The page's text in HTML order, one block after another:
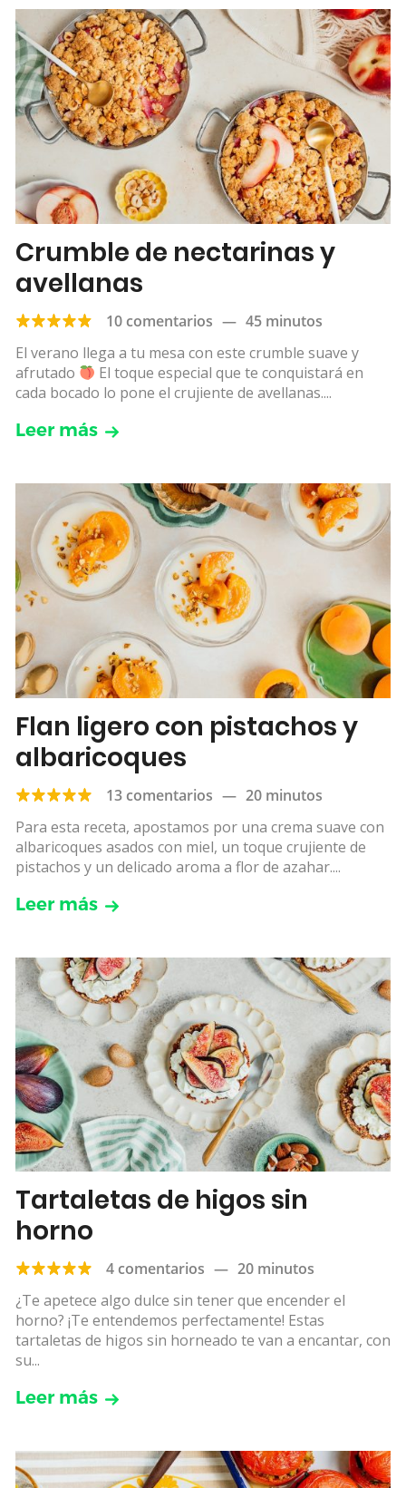
Crumble de nectarinas y
avellanas
10 comentarios — 45 minutos
El verano llega a tu mesa con este crumble suave y
afrutado
El toque especial que te conquistará en
cada bocado lo pone el crujiente de avellanas....
Leer más
Flan ligero con pistachos y
albaricoques
13 comentarios — 20 minutos
Para esta receta, apostamos por una crema suave con
albaricoques asados con miel, un toque crujiente de
pistachos y un delicado aroma a flor de azahar....
Leer más
Tartaletas de higos sin
horno
4 comentarios — 20 minutos
¿Te apetece algo dulce sin tener que encender el
horno? ¡Te entendemos perfectamente! Estas
tartaletas de higos sin horneado te van a encantar, con
su...
Leer más